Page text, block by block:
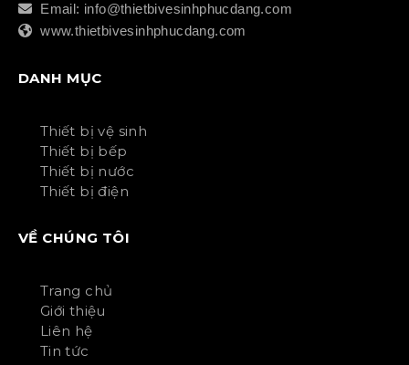
Email: info@thietbivesinhphucdang.com
www.thietbivesinhphucdang.com
DANH MỤC
Thiết bị vệ sinh
Thiết bị bếp
Thiết bị nước
Thiết bị điện
VỀ CHÚNG TÔI
Trang chủ
Giới thiệu
Liên hệ
Tin tức